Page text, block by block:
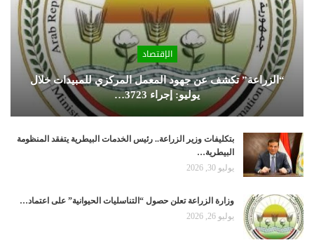
الإقتصاد
“الزراعة” تكشف عن جهود المعمل المركزي للمبيدات خلال
يوليو: إجراء 3723…
بتكليفات وزير الزراعة.. رئيس الخدمات البيطرية يتفقد المنظومة
البيطرية…
يوليو 30, 2026
وزارة الزراعة تعلن حصول “التناسليات الحيوانية” على اعتماد…
يوليو 26, 2026